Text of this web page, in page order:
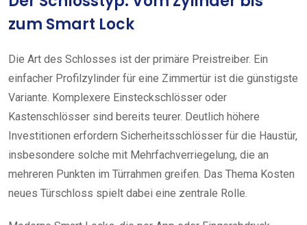
zum Smart Lock
Die Art des Schlosses ist der primäre Preistreiber. Ein
einfacher Profilzylinder für eine Zimmertür ist die günstigste
Variante. Komplexere Einsteckschlösser oder
Kastenschlösser sind bereits teurer. Deutlich höhere
Investitionen erfordern Sicherheitsschlösser für die Haustür,
insbesondere solche mit Mehrfachverriegelung, die an
mehreren Punkten im Türrahmen greifen. Das Thema Kosten
neues Türschloss spielt dabei eine zentrale Rolle.